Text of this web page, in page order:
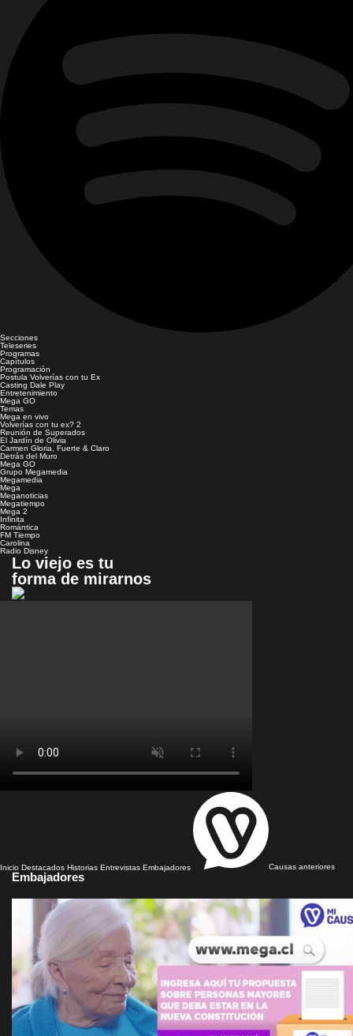
Secciones
Teleseries
Programas
Capítulos
Programación
Postula Volverías con tu Ex
Casting Dale Play
Entretenimiento
Mega GO
Temas
Mega en vivo
Volverías con tu ex? 2
Reunión de Superados
El Jardín de Olivia
Carmen Gloria, Fuerte & Claro
Detrás del Muro
Mega GO
Grupo Megamedia
Megamedia
Mega
Meganoticias
Megatiempo
Mega 2
Infinita
Romántica
FM Tiempo
Carolina
Radio Disney
Lo viejo es tu
forma de mirarnos
Inicio Destacados Historias Entrevistas Embajadores Causas anteriores
Embajadores